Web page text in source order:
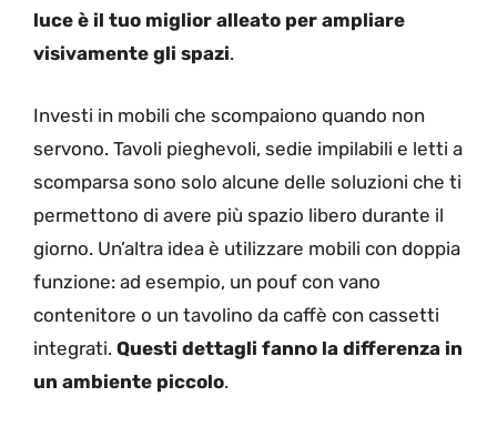
luce è il tuo miglior alleato per ampliare
visivamente gli spazi.
Investi in mobili che scompaiono quando non
servono. Tavoli pieghevoli, sedie impilabili e letti a
scomparsa sono solo alcune delle soluzioni che ti
permettono di avere più spazio libero durante il
giorno. Un’altra idea è utilizzare mobili con doppia
funzione: ad esempio, un pouf con vano
contenitore o un tavolino da caffè con cassetti
integrati. Questi dettagli fanno la differenza in
un ambiente piccolo.